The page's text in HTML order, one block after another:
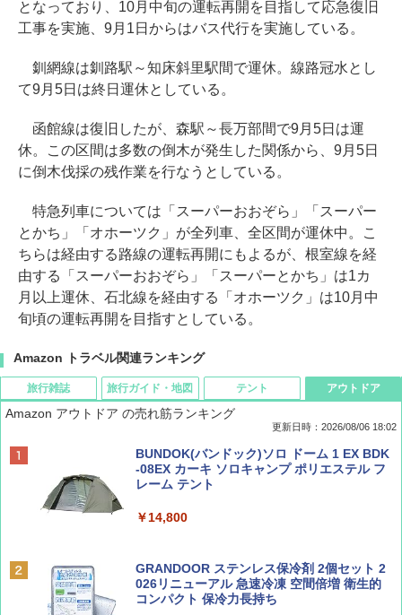
となっており、10月中旬の運転再開を目指して応急復旧
工事を実施、9月1日からはバス代行を実施している。
釧網線は釧路駅～知床斜里駅間で運休。線路冠水とし
て9月5日は終日運休としている。
函館線は復旧したが、森駅～長万部間で9月5日は運
休。この区間は多数の倒木が発生した関係から、9月5日
に倒木伐採の残作業を行なうとしている。
特急列車については「スーパーおおぞら」「スーパー
とかち」「オホーツク」が全列車、全区間が運休中。こ
ちらは経由する路線の運転再開にもよるが、根室線を経
由する「スーパーおおぞら」「スーパーとかち」は1カ
月以上運休、石北線を経由する「オホーツク」は10月中
旬頃の運転再開を目指すとしている。
Amazon トラベル関連ランキング
旅行雑誌
ディズニーファン ２０２６年 ９月号 [雑
誌] (ＤＩＳＮＥＹ ＦＡＮ)
Coyote No.89 特集 星野道夫 夢見る旅
￥1,540
旅行ガイド・地図
D40 地球の歩き方 チェンマイ タイ北部の魅
力的な町 2026～2027 地球の歩き方D アジア
A09 地球の歩き方 イタリア 2026～2027 地
球の歩き方A ヨーロッパ
テント
[キャンパーズコレクション 山善] ポップアッ
プテント 傘みたいに広げて畳める パッとサ
ッとサンシェード キューブ フルクローズ メ
&ハイキング カーキ PATC-150(KH)
PYKES PEAK (パイクスピーク) 着替えテン
アウトドア
Amazon アウトドア の売れ筋ランキング
更新日時：2026/08/06 18:02
BUNDOK(バンドック)ソロ ドーム 1 EX BDK
-08EX カーキ ソロキャンプ ポリエステル フ
レーム テント
￥14,800
GRANDOOR ステンレス保冷剤 2個セット 2
026リニューアル 急速冷凍 空間倍増 衛生的
コンパクト 保冷力長持ち